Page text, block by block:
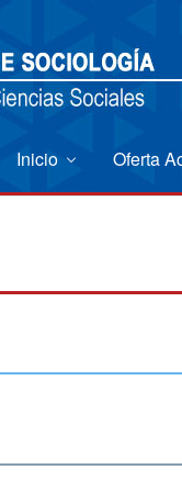
Inicio Oferta